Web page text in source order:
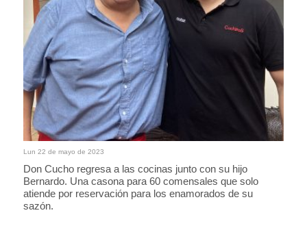
Lun 22 de mayo de 2023
Don Cucho regresa a las cocinas junto con su hijo
Bernardo. Una casona para 60 comensales que solo
atiende por reservación para los enamorados de su
sazón.